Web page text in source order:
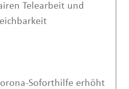
Telearbeit und
Soforthilfe erhöht